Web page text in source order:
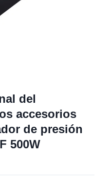
del
accesorios
de presión
500W